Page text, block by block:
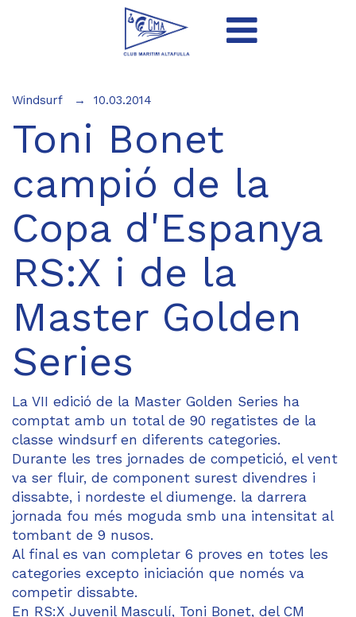
Windsurf 10.03.2014
Toni Bonet
campió de la
Copa d'Espanya
RS:X i de la
Master Golden
Series
La VII edició de la Master Golden Series ha
comptat amb un total de 90 regatistes de la
classe windsurf en diferents categories.
Durante les tres jornades de competició, el vent
va ser fluir, de component surest divendres i
dissabte, i nordeste el diumenge. la darrera
jornada fou més moguda smb una intensitat al
tombant de 9 nusos.
Al final es van completar 6 proves en totes les
categories excepto iniciación que només va
competir dissabte.
En RS:X Juvenil Masculí, Toni Bonet, del CM